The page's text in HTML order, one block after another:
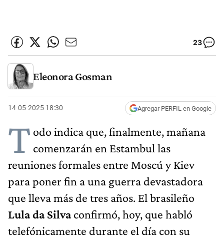
23
Eleonora Gosman
14-05-2025 18:30 Agregar PERFIL en Google
T odo indica que, finalmente, mañana
comenzarán en Estambul las
reuniones formales entre Moscú y Kiev
para poner fin a una guerra devastadora
que lleva más de tres años. El brasileño
Lula da Silvaconfirmó, hoy, que habló
telefónicamente durante el día con su